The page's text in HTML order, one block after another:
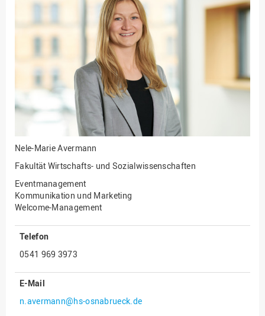
Fakultät
Ingenieurwissenschaften
und Informatik
Fakultät Management,
Kultur und Technik
Fakultät Wirtschafts- und
Sozialwissenschaften
Finanzen
Forschung, Kooperation,
Drittmittel
Gebäude und Technik
Gesellschaftliches
Engagement
Gleichstellungsbüro
Hochschulleitung
Hochschulplanung/-
Innenrevision
Institut für Musik
Nele-Marie Avermann
Fakultät Wirtschafts- und Sozialwissenschaften
Eventmanagement
Kommunikation und Marketing
Welcome-Management
Telefon
0541 969 3973
E-Mail
n.avermann@hs-osnabrueck.de